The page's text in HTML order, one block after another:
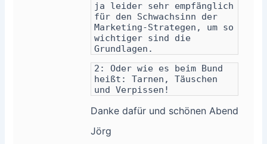
ja leider sehr empfänglich
für den Schwachsinn der
Marketing-Strategen, um so
wichtiger sind die
Grundlagen.
2: Oder wie es beim Bund
heißt: Tarnen, Täuschen
und Verpissen!
Danke dafür und schönen Abend
Jörg